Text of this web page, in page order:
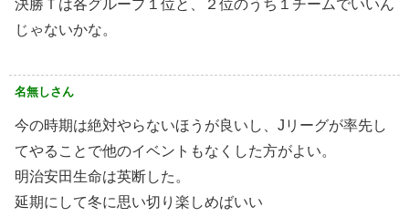
決勝Ｔは各グループ１位と、２位のうち１チームでいいん
じゃないかな。
名無しさん
今の時期は絶対やらないほうが良いし、Jリーグが率先し
てやることで他のイベントもなくした方がよい。
明治安田生命は英断した。
延期にして冬に思い切り楽しめばいい